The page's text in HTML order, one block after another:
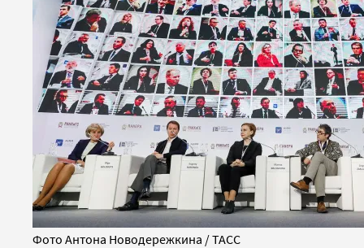
Фото Антона Новодережкина / ТАСС